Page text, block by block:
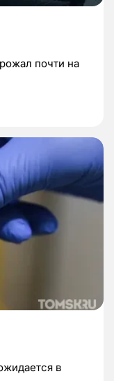
почти на
в